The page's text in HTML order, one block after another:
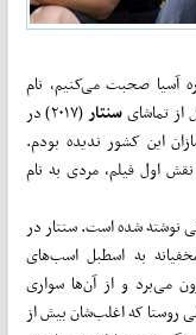
آسیا صحبت می‌کنیم، نام
از تماشایسنتار
(٢٠١٧) در
این کشور ندیده بودم.
اول فیلم، مردی به نام
نوشته شده است. سنتار در
به اسطبل اسب‌های
می‌برد و از آن‌ها سواری
روستا که اغلب‌شان بیش از